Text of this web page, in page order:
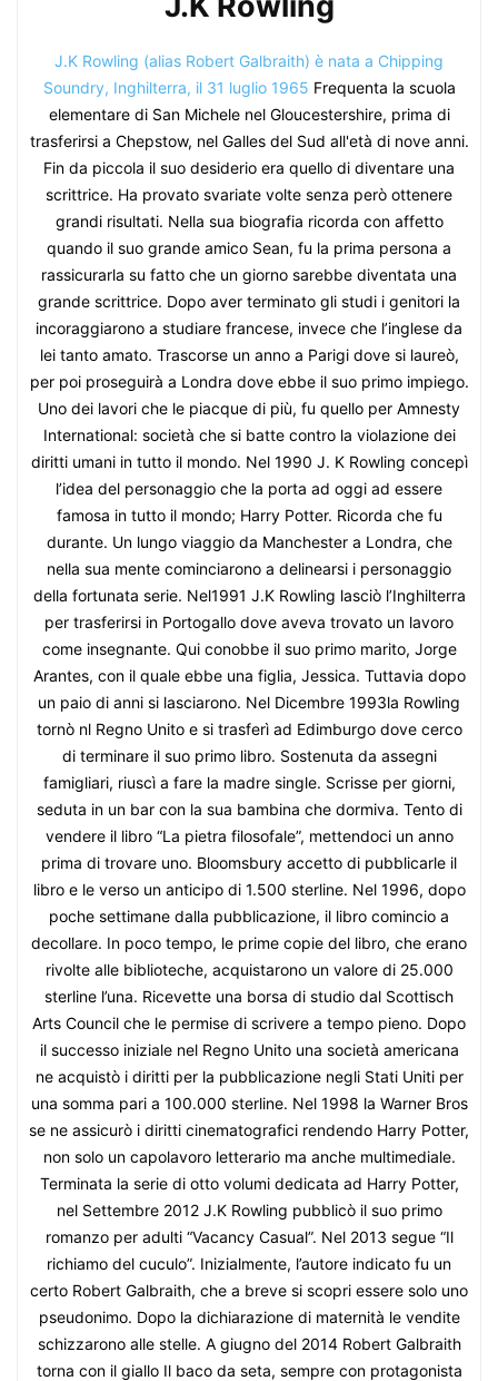
J.K Rowling (alias Robert Galbraith) è nata a Chipping
Soundry, Inghilterra, il 31 luglio 1965 Frequenta la scuola
elementare di San Michele nel Gloucestershire, prima di
trasferirsi a Chepstow, nel Galles del Sud all'età di nove anni.
Fin da piccola il suo desiderio era quello di diventare una
scrittrice. Ha provato svariate volte senza però ottenere
grandi risultati. Nella sua biografia ricorda con affetto
quando il suo grande amico Sean, fu la prima persona a
rassicurarla su fatto che un giorno sarebbe diventata una
grande scrittrice. Dopo aver terminato gli studi i genitori la
incoraggiarono a studiare francese, invece che l’inglese da
lei tanto amato. Trascorse un anno a Parigi dove si laureò,
per poi proseguirà a Londra dove ebbe il suo primo impiego.
Uno dei lavori che le piacque di più, fu quello per Amnesty
International: società che si batte contro la violazione dei
diritti umani in tutto il mondo. Nel 1990 J. K Rowling concepì
l’idea del personaggio che la porta ad oggi ad essere
famosa in tutto il mondo; Harry Potter. Ricorda che fu
durante. Un lungo viaggio da Manchester a Londra, che
nella sua mente cominciarono a delinearsi i personaggio
della fortunata serie. Nel1991 J.K Rowling lasciò l’Inghilterra
per trasferirsi in Portogallo dove aveva trovato un lavoro
come insegnante. Qui conobbe il suo primo marito, Jorge
Arantes, con il quale ebbe una figlia, Jessica. Tuttavia dopo
un paio di anni si lasciarono. Nel Dicembre 1993la Rowling
tornò nl Regno Unito e si trasferì ad Edimburgo dove cerco
di terminare il suo primo libro. Sostenuta da assegni
famigliari, riuscì a fare la madre single. Scrisse per giorni,
seduta in un bar con la sua bambina che dormiva. Tento di
vendere il libro “La pietra filosofale”, mettendoci un anno
prima di trovare uno. Bloomsbury accetto di pubblicarle il
libro e le verso un anticipo di 1.500 sterline. Nel 1996, dopo
poche settimane dalla pubblicazione, il libro comincio a
decollare. In poco tempo, le prime copie del libro, che erano
rivolte alle biblioteche, acquistarono un valore di 25.000
sterline l’una. Ricevette una borsa di studio dal Scottisch
Arts Council che le permise di scrivere a tempo pieno. Dopo
il successo iniziale nel Regno Unito una società americana
ne acquistò i diritti per la pubblicazione negli Stati Uniti per
una somma pari a 100.000 sterline. Nel 1998 la Warner Bros
se ne assicurò i diritti cinematografici rendendo Harry Potter,
non solo un capolavoro letterario ma anche multimediale.
Terminata la serie di otto volumi dedicata ad Harry Potter,
nel Settembre 2012 J.K Rowling pubblicò il suo primo
romanzo per adulti “Vacancy Casual”. Nel 2013 segue “Il
richiamo del cuculo”. Inizialmente, l’autore indicato fu un
certo Robert Galbraith, che a breve si scopri essere solo uno
pseudonimo. Dopo la dichiarazione di maternità le vendite
schizzarono alle stelle. A giugno del 2014 Robert Galbraith
torna con il giallo Il baco da seta, sempre con protagonista